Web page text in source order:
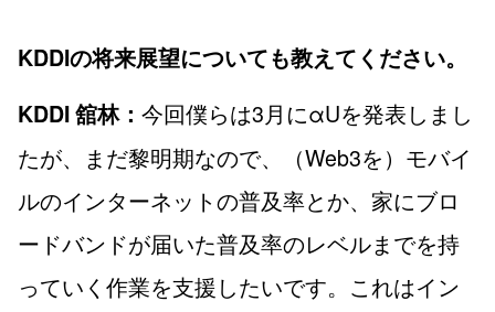
KDDIの将来展望についても教えてください。
KDDI 舘林： 今回僕らは3月にαUを発表しまし
たが、まだ黎明期なので、（Web3を）モバイ
ルのインターネットの普及率とか、家にブロ
ードバンドが届いた普及率のレベルまでを持
っていく作業を支援したいです。これはイン